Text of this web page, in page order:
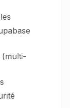
(multi-